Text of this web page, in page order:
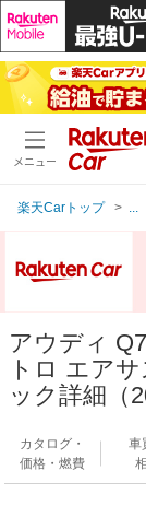
メニュー
楽天Carトップ
アウディ
トロ エア
ック詳細（
カタログ・
価格・燃費
車